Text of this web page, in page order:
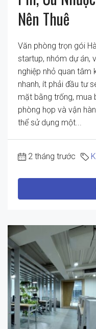
Nên Thuê
Văn phòng trọn gói
startup, nhóm dự án,
nghiệp nhỏ quan tâm
nhanh, ít phải đầu tư
mặt bằng trống, mua
phòng họp và vận
thể sử dụng một...
2 tháng trước